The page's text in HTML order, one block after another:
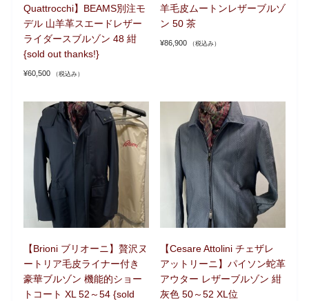
Quattrocchi】BEAMS別注モ
デル 山羊革スエードレザー
ライダースブルゾン 48 紺
{sold out thanks!}
¥60,500 （税込み）
羊毛皮ムートンレザーブルゾ
ン 50 茶
¥86,900 （税込み）
【Brioni ブリオーニ】贅沢ヌ
ートリア毛皮ライナー付き
豪華ブルゾン 機能的ショー
トコート XL 52～54 {sold
【Cesare Attolini チェザレ
アットリーニ】パイソン蛇革
アウター レザーブルゾン 紺
灰色 50～52 XL位